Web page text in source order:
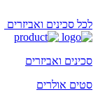
לכל סכינים ואביזרים
סכינים ואביזרים
סטים אולרים